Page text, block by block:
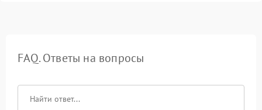
FAQ. Ответы на вопросы